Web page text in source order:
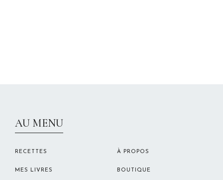
AU MENU
RECETTES
MES LIVRES
À PROPOS
BOUTIQUE